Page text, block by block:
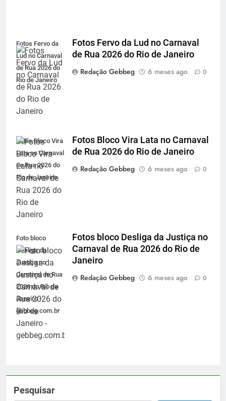
Fotos Fervo da
Lud no Carnaval
de Rua 2026 do
Rio de Janeiro
Fotos Fervo da Lud no Carnaval
de Rua 2026 do Rio de Janeiro
Redação Gebbeg
6 meses ago 0
Fotos Bloco Vira
Lata no Carnaval
de Rua 2026 do
Rio de Janeiro
Fotos Bloco Vira Lata no Carnaval
de Rua 2026 do Rio de Janeiro
Redação Gebbeg
6 meses ago 0
Foto bloco
Desliga da
Justiça no
Carnaval de Rua
2026 do Rio de
Janeiro -
gebbeg.com.br
Fotos bloco Desliga da Justiça no
Carnaval de Rua 2026 do Rio de
Janeiro
Redação Gebbeg
6 meses ago 0
Pesquisar